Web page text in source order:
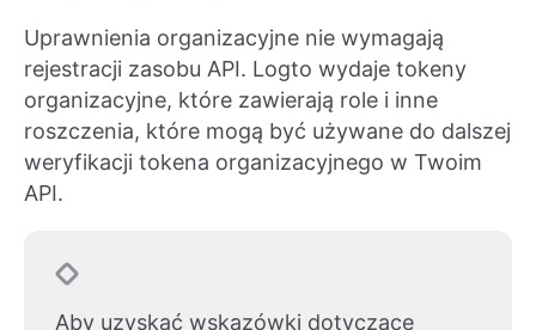
Uprawnienia organizacyjne nie wymagają
rejestracji zasobu API. Logto wydaje tokeny
organizacyjne, które zawierają role i inne
roszczenia, które mogą być używane do dalszej
weryfikacji tokena organizacyjnego w Twoim
API.
Aby uzyskać wskazówki dotyczące